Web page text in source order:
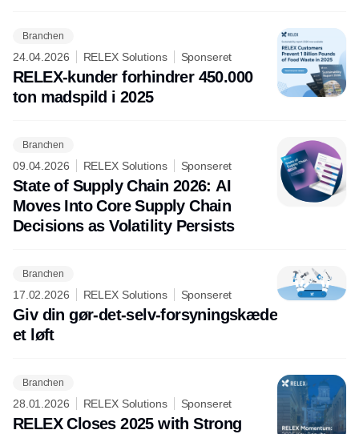
Branchen
24.04.2026 RELEX Solutions Sponseret
RELEX-kunder forhindrer 450.000
ton madspild i 2025
Branchen
09.04.2026 RELEX Solutions Sponseret
State of Supply Chain 2026: AI
Moves Into Core Supply Chain
Decisions as Volatility Persists
Branchen
17.02.2026 RELEX Solutions Sponseret
Giv din gør-det-selv-forsyningskæde
et løft
Branchen
28.01.2026 RELEX Solutions Sponseret
RELEX Closes 2025 with Strong